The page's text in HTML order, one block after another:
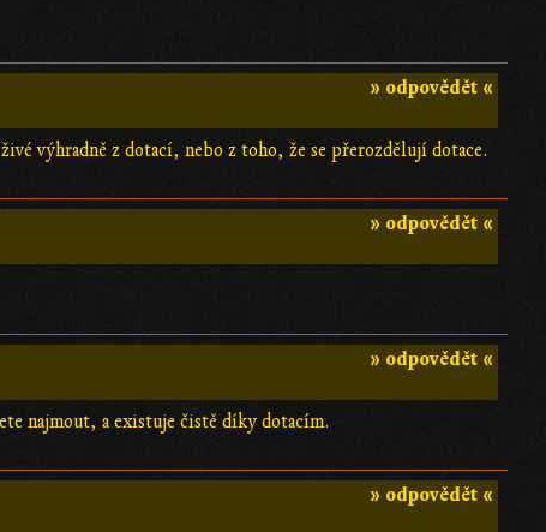
» odpovědět «
výhradně z dotací, nebo z toho, že se přerozdělují dotace.
» odpovědět «
» odpovědět «
najmout, a existuje čistě díky dotacím.
» odpovědět «